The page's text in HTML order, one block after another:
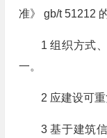
准》 gb/t 51212
1 组织方式
一。
2 应建设可
3 基于建筑